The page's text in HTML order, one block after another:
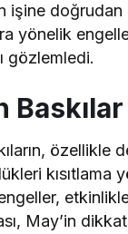
işine
yönelik
gözlemledi.
kısıtlama
May’in